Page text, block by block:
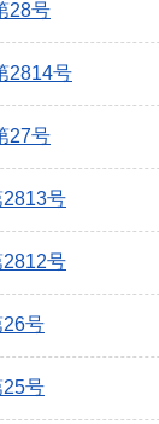
28号
2814号
27号
号
号
号
号